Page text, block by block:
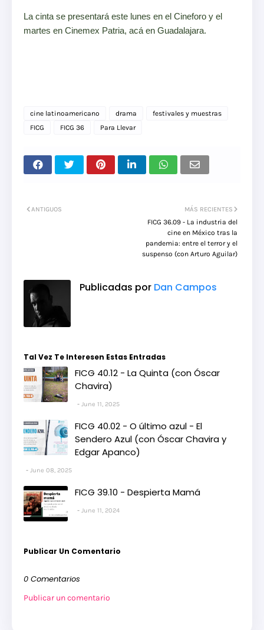
La cinta se presentará este lunes en el Cineforo y el
martes en Cinemex Patria, acá en Guadalajara.
cine latinoamericano drama
festivales y muestras
FICG
FICG 36 Para Llevar
MÁS RECIENTES
FICG 36.09 - La industria del
cine en México tras la
pandemia: entre el terror y el
suspenso (con Arturo Aguilar)
ANTIGUOS
Publicadas por Dan Campos
Tal Vez Te Interesen Estas Entradas
FICG 40.12 - La Quinta (con Óscar
Chavira)
June 11, 2025
FICG 40.02 - O último azul - El
Sendero Azul (con Óscar Chavira y
Edgar Apanco)
June 08, 2025
FICG 39.10 - Despierta Mamá
June 11, 2024
Publicar Un Comentario
0 Comentarios
Publicar un comentario